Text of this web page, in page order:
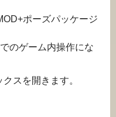
ポーズパッケージ
のゲーム内操作にな
スを開きます。